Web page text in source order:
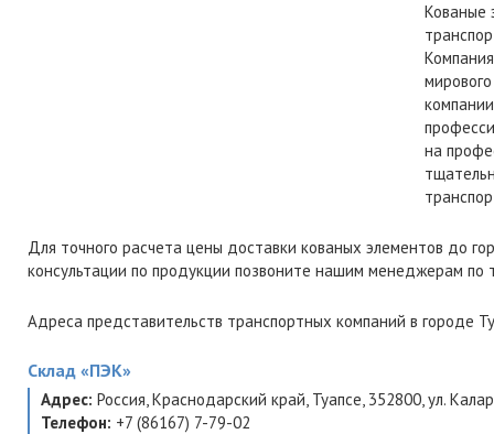
Кованые
на
Для точного расчета цены доставки кованых элементов до
консультации по продукции позвоните нашим менеджерам
Адреса представительств транспортных компаний в городе
Склад «ПЭК»
Адрес: Россия,Краснодарский край, Туапсе, 352800,ул.
Телефон: +7 (86167) 7-79-02